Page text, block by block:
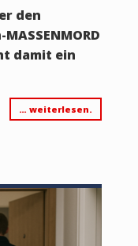
den
damit ein
… weiterlesen.